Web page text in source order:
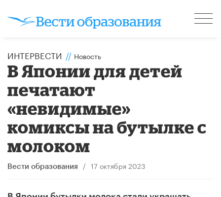
ИНТЕРВЕСТИ // Новость
В Японии для детей
печатают
«невидимые»
комиксы на бутылке с
молоком
Вести образования / 17 октября 2023